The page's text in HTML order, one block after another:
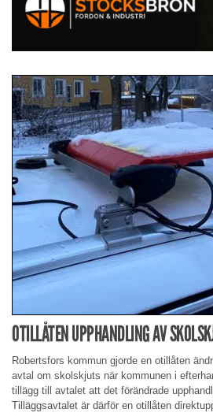
OTILLÅTEN UPPHANDLING AV
Robertsfors kommun gjorde en otillåten
avtal om skolskjuts när kommunen i
tillägg till avtalet att det förändrade
Tilläggsavtalet är därför en otillåten